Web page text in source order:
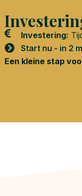
Investering:
Start nu - in 2
Een kleine stap